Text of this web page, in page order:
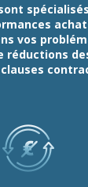
vos
réductions